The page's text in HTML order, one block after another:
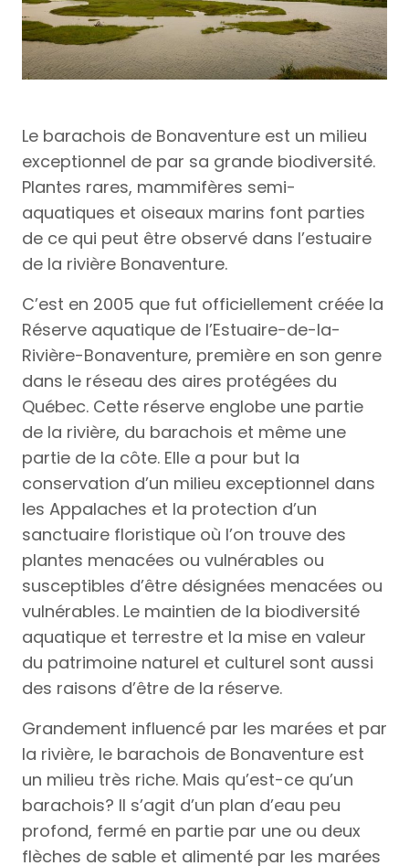
Le barachois de Bonaventure est un milieu
exceptionnel de par sa grande biodiversité.
Plantes rares, mammifères semi-
aquatiques et oiseaux marins font parties
de ce qui peut être observé dans l’estuaire
de la rivière Bonaventure.
C’est en 2005 que fut officiellement créée la
Réserve aquatique de l’Estuaire-de-la-
Rivière-Bonaventure, première en son genre
dans le réseau des aires protégées du
Québec. Cette réserve englobe une partie
de la rivière, du barachois et même une
partie de la côte. Elle a pour but la
conservation d’un milieu exceptionnel dans
les Appalaches et la protection d’un
sanctuaire floristique où l’on trouve des
plantes menacées ou vulnérables ou
susceptibles d’être désignées menacées ou
vulnérables. Le maintien de la biodiversité
aquatique et terrestre et la mise en valeur
du patrimoine naturel et culturel sont aussi
des raisons d’être de la réserve.
Grandement influencé par les marées et par
la rivière, le barachois de Bonaventure est
un milieu très riche. Mais qu’est-ce qu’un
barachois? Il s’agit d’un plan d’eau peu
profond, fermé en partie par une ou deux
flèches de sable et alimenté par les marées